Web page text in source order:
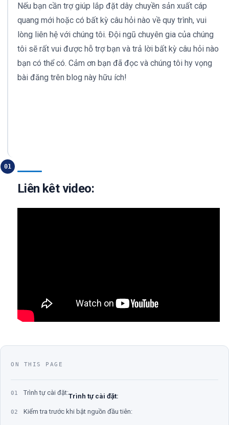
Nếu bạn cần trợ giúp lắp đặt dây chuyền sản xuất cáp
quang mới hoặc có bất kỳ câu hỏi nào về quy trình, vui
lòng liên hệ với chúng tôi. Đội ngũ chuyên gia của chúng
tôi sẽ rất vui được hỗ trợ bạn và trả lời bất kỳ câu hỏi nào
bạn có thể có. Cảm ơn bạn đã đọc và chúng tôi hy vọng
bài đăng trên blog này hữu ích!
01
Liên kêt video:
ON THIS PAGE
01 Trình tự cài đặt:Trình tự cài đặt:
02 Kiểm tra trước khi bật nguồn đầu tiên: